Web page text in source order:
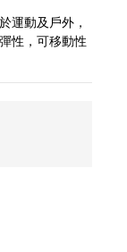
運動及戶外，
性，可移動性